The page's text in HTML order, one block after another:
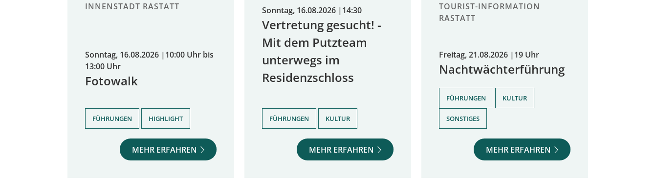
INNENSTADT RASTATT
Sonntag, 16.08.2026 | 10:00 Uhr bis
13:00 Uhr
Fotowalk
FÜHRUNGEN HIGHLIGHT
MEHR ERFAHREN
Sonntag, 16.08.2026 | 14:30
Vertretung gesucht! -
Mit dem Putzteam
unterwegs im
Residenzschloss
FÜHRUNGEN KULTUR
MEHR ERFAHREN
TOURIST-INFORMATION
RASTATT
Freitag, 21.08.2026 | 19 Uhr
Nachtwächterführung
FÜHRUNGEN KULTUR
SONSTIGES
MEHR ERFAHREN